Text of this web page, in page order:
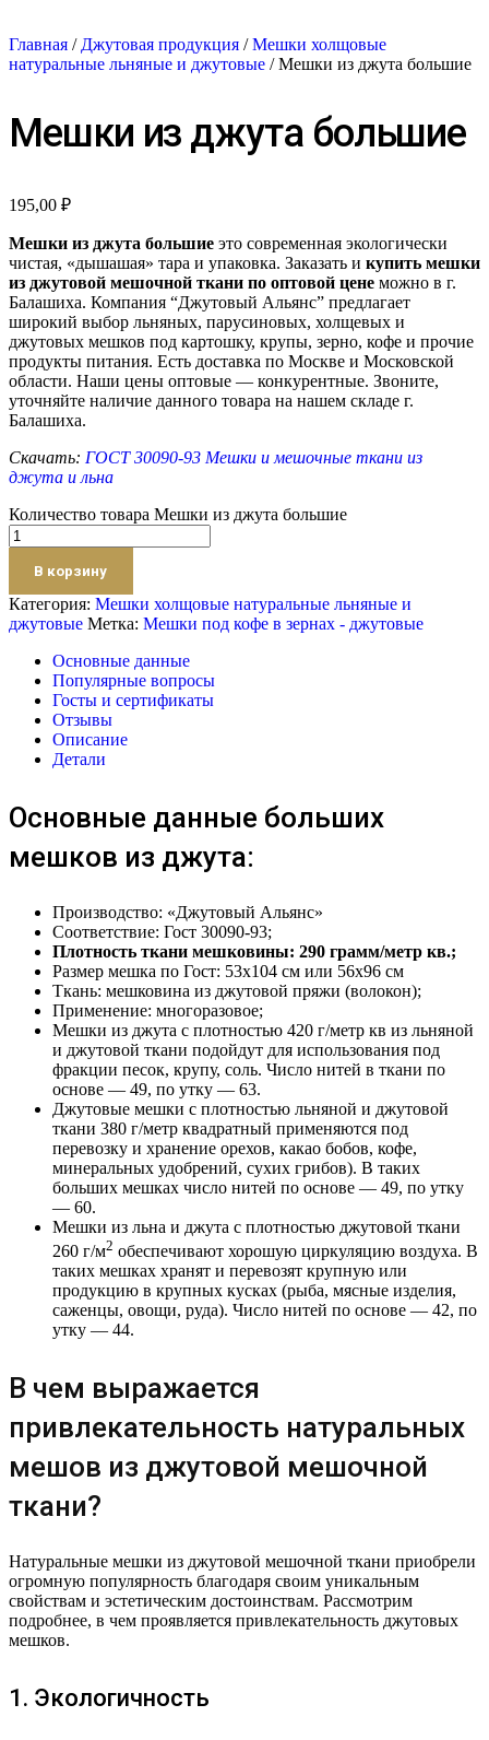
Главная / Джутовая продукция /Мешки холщовые
натуральные льняные и джутовые / Мешки из джута большие
Мешки из джута большие
195,00 ₽
Мешки из джута большие это современная экологически
чистая, «дышашая» тара и упаковка. Заказать и купить мешки
из джутовой мешочной ткани по оптовой цене можно в г.
Балашиха. Компания “Джутовый Альянс” предлагает
широкий выбор льняных, парусиновых, холщевых и
джутовых мешков под картошку, крупы, зерно, кофе и прочие
продукты питания. Есть доставка по Москве и Московской
области. Наши цены оптовые — конкурентные. Звоните,
уточняйте наличие данного товара на нашем складе г.
Балашиха.
Скачать: ГОСТ 30090-93 Мешки и мешочные ткани из
джута и льна
Количество товара Мешки из джута большие
В корзину
Категория: Мешки холщовые натуральные льняные и
джутовые Метка: Мешки под кофе в зернах - джутовые
Основные данные
Популярные вопросы
Госты и сертификаты
Отзывы
Описание
Детали
Основные данные больших
мешков из джута:
Производство: «Джутовый Альянс»
Соответствие: Гост 30090-93;
Плотность ткани мешковины: 290 грамм/метр кв.;
Размер мешка по Гост: 53х104 см или 56х96 см
Ткань: мешковина из джутовой пряжи (волокон);
Применение: многоразовое;
Мешки из джута с плотностью 420 г/метр кв из льняной
и джутовой ткани подойдут для использования под
фракции песок, крупу, соль. Число нитей в ткани по
основе — 49, по утку — 63.
Джутовые мешки с плотностью льняной и джутовой
ткани 380 г/метр квадратный применяются под
перевозку и хранение орехов, какао бобов, кофе,
минеральных удобрений, сухих грибов). В таких
больших мешках число нитей по основе — 49, по утку
— 60.
Мешки из льна и джута с плотностью джутовой ткани
260 г/м2 обеспечивают хорошую циркуляцию воздуха. В
таких мешках хранят и перевозят крупную или
продукцию в крупных кусках (рыба, мясные изделия,
саженцы, овощи, руда). Число нитей по основе — 42, по
утку — 44.
В чем выражается
привлекательность натуральных
мешов из джутовой мешочной
ткани?
Натуральные мешки из джутовой мешочной ткани приобрели
огромную популярность благодаря своим уникальным
свойствам и эстетическим достоинствам. Рассмотрим
подробнее, в чем проявляется привлекательность джутовых
мешков.
1. Экологичность